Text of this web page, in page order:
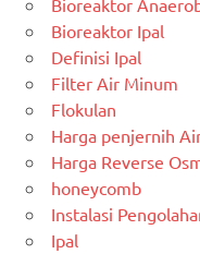
Bioreaktor
Bioreaktor Ipal
Definisi Ipal
Filter Air Minum
Flokulan
Harga penjernih
Harga Reverse
honeycomb
Instalasi
Ipal